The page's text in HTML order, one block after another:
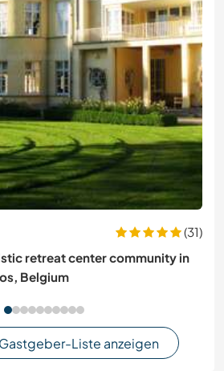
(31)
retreat center community in
Belgium
Liste anzeigen